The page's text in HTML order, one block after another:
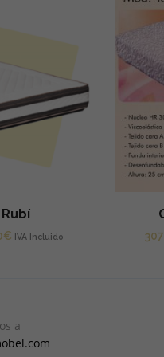
€Rango
299,00€
IVA Incluido
a